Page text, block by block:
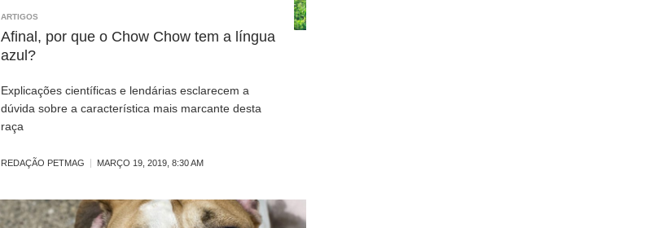
ARTIGOS
Afinal, por que o Chow Chow tem a língua
azul?
Explicações científicas e lendárias esclarecem a
dúvida sobre a característica mais marcante desta
raça
REDAÇÃO PETMAG MARÇO 19, 2019, 8:30 AM